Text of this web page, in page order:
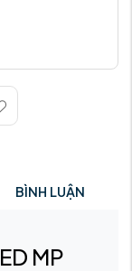
BÌNH LUẬN
MP